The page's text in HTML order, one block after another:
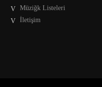
Müziğk Listeleri
İletişim